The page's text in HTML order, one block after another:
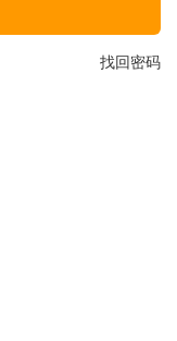
找回密码